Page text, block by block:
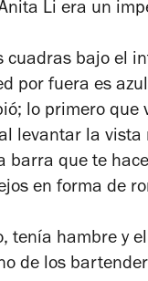
Li era un
cuadras bajo el
por fuera es
lo primero que
levantar la
barra que te
en forma de
tenía hambre y
de los